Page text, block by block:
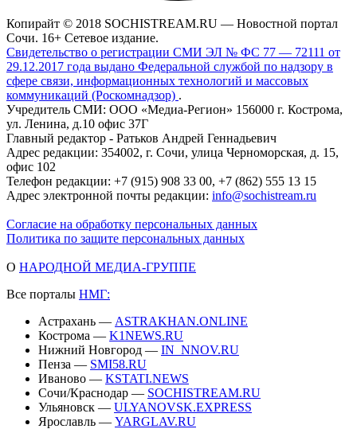
Копирайт © 2018 SOCHISTREAM.RU — Новостной портал
Сочи. 16+ Сетевое издание.
Свидетельство о регистрации СМИ ЭЛ № ФС 77 — 72111 от
29.12.2017 года выдано Федеральной службой по надзору в
сфере связи, информационных технологий и массовых
коммуникаций (Роскомнадзор) .
Учредитель СМИ: ООО «Медиа-Регион» 156000 г. Кострома,
ул. Ленина, д.10 офис 37Г
Главный редактор - Ратьков Андрей Геннадьевич
Адрес редакции: 354002, г. Сочи, улица Черноморская, д. 15,
офис 102
Телефон редакции: +7 (915) 908 33 00, +7 (862) 555 13 15
Адрес электронной почты редакции: info@sochistream.ru
Согласие на обработку персональных данных
Политика по защите персональных данных
О НАРОДНОЙ МЕДИА-ГРУППЕ
Все порталы НМГ:
Астрахань — ASTRAKHAN.ONLINE
Кострома — K1NEWS.RU
Нижний Новгород — IN_NNOV.RU
Пенза — SMI58.RU
Иваново — KSTATI.NEWS
Сочи/Краснодар — SOCHISTREAM.RU
Ульяновск — ULYANOVSK.EXPRESS
Ярославль — YARGLAV.RU